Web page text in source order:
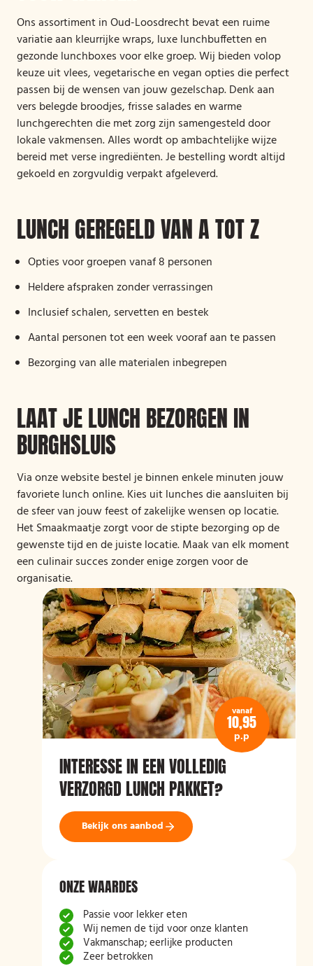
Ons assortiment in Oud-Loosdrecht bevat een ruime
variatie aan kleurrijke wraps, luxe lunchbuffetten en
gezonde lunchboxes voor elke groep. Wij bieden volop
keuze uit vlees, vegetarische en vegan opties die perfect
passen bij de wensen van jouw gezelschap. Denk aan
vers belegde broodjes, frisse salades en warme
lunchgerechten die met zorg zijn samengesteld door
lokale vakmensen. Alles wordt op ambachtelijke wijze
bereid met verse ingrediënten. Je bestelling wordt altijd
gekoeld en zorgvuldig verpakt afgeleverd.
LUNCH GEREGELD VAN A TOT Z
Opties voor groepen vanaf 8 personen
Heldere afspraken zonder verrassingen
Inclusief schalen, servetten en bestek
Aantal personen tot een week vooraf aan te passen
Bezorging van alle materialen inbegrepen
LAAT JE LUNCH BEZORGEN IN
BURGHSLUIS
Via onze website bestel je binnen enkele minuten jouw
favoriete lunch online. Kies uit lunches die aansluiten bij
de sfeer van jouw feest of zakelijke wensen op locatie.
Het Smaakmaatje zorgt voor de stipte bezorging op de
gewenste tijd en de juiste locatie. Maak van elk moment
een culinair succes zonder enige zorgen voor de
organisatie.
vanaf
10,95
p.p
INTERESSE IN EEN VOLLEDIG
VERZORGD LUNCH PAKKET?
Bekijk ons aanbod
ONZE WAARDES
Passie voor lekker eten
Wij nemen de tijd voor onze klanten
Vakmanschap; eerlijke producten
Zeer betrokken